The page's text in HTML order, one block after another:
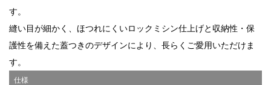
す。
縫い目が細かく、ほつれにくいロックミシン仕上げと収納性・保
護性を備えた蓋つきのデザインにより、長らくご愛用いただけま
す。
仕様